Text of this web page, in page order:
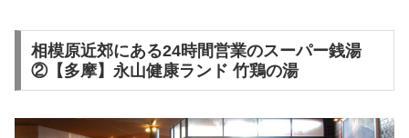
相模原近郊にある24時間営業のスーパー銭湯
②【多摩】永山健康ランド 竹鶏の湯